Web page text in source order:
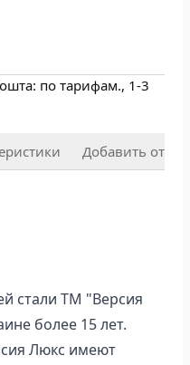
по тарифам., 1-3
Добавить отзыв
стали ТМ "Версия
более 15 лет.
Люкс имеют